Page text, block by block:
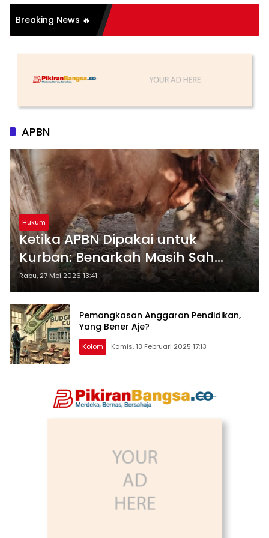
Breaking News 🔥
APBN
Hukum
Ketika APBN Dipakai untuk
Kurban: Benarkah Masih Sah
sebagai Ibadah?
Rabu, 27 Mei 2026 13:41
Pemangkasan Anggaran Pendidikan,
Yang Bener Aje?
Kolom Kamis, 13 Februari 2025 17:13